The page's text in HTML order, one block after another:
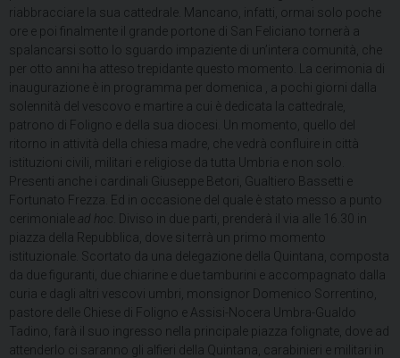
riabbracciare la sua cattedrale. Mancano, infatti, ormai solo poche
ore e poi finalmente il grande portone di San Feliciano tornerà a
spalancarsi sotto lo sguardo impaziente di un’intera comunità, che
per otto anni ha atteso trepidante questo momento. La cerimonia di
inaugurazione è in programma per domenica , a pochi giorni dalla
solennità del vescovo e martire a cui è dedicata la cattedrale,
patrono di Foligno e della sua diocesi. Un momento, quello del
ritorno in attività della chiesa madre, che vedrà confluire in città
istituzioni civili, militari e religiose da tutta Umbria e non solo.
Presenti anche i cardinali Giuseppe Betori, Gualtiero Bassetti e
Fortunato Frezza. Ed in occasione del quale è stato messo a punto
cerimoniale ad hoc . Diviso in due parti, prenderà il via alle 16.30 in
piazza della Repubblica, dove si terrà un primo momento
istituzionale. Scortato da una delegazione della Quintana, composta
da due figuranti, due chiarine e due tamburini e accompagnato dalla
curia e dagli altri vescovi umbri, monsignor Domenico Sorrentino,
pastore delle Chiese di Foligno e Assisi-Nocera Umbra-Gualdo
Tadino, farà il suo ingresso nella principale piazza folignate, dove ad
attenderlo ci saranno gli alfieri della Quintana, carabinieri e militari in